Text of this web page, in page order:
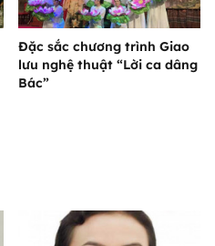
Đặc sắc chương trình Giao
lưu nghệ thuật “Lời ca dâng
Bác”